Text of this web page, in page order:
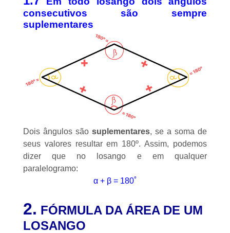
consecutivos são sempre
suplementares
Dois ângulos são suplementares, se a soma de
seus valores resultar em 180º. Assim, podemos
dizer que no losango e em qualquer
paralelogramo:
α + β = 180˚
2. FÓRMULA DA ÁREA DE UM
LOSANGO